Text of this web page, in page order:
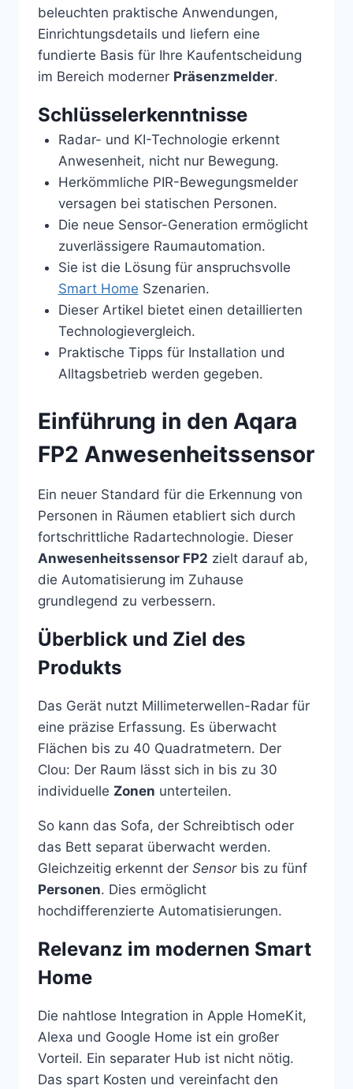
beleuchten praktische Anwendungen,
Einrichtungsdetails und liefern eine
fundierte Basis für Ihre Kaufentscheidung
im Bereich moderner Präsenzmelder.
Schlüsselerkenntnisse
Radar- und KI-Technologie erkennt
Anwesenheit, nicht nur Bewegung.
Herkömmliche PIR-Bewegungsmelder
versagen bei statischen Personen.
Die neue Sensor-Generation ermöglicht
zuverlässigere Raumautomation.
Sie ist die Lösung für anspruchsvolle
Smart Home Szenarien.
Dieser Artikel bietet einen detaillierten
Technologievergleich.
Praktische Tipps für Installation und
Alltagsbetrieb werden gegeben.
Einführung in den Aqara
FP2 Anwesenheitssensor
Ein neuer Standard für die Erkennung von
Personen in Räumen etabliert sich durch
fortschrittliche Radartechnologie. Dieser
Anwesenheitssensor FP2 zielt darauf ab,
die Automatisierung im Zuhause
grundlegend zu verbessern.
Überblick und Ziel des
Produkts
Das Gerät nutzt Millimeterwellen-Radar für
eine präzise Erfassung. Es überwacht
Flächen bis zu 40 Quadratmetern. Der
Clou: Der Raum lässt sich in bis zu 30
individuelle Zonen unterteilen.
So kann das Sofa, der Schreibtisch oder
das Bett separat überwacht werden.
Gleichzeitig erkennt der Sensorbis zu fünf
Personen. Dies ermöglicht
hochdifferenzierte Automatisierungen.
Relevanz im modernen Smart
Home
Die nahtlose Integration in Apple HomeKit,
Alexa und Google Home ist ein großer
Vorteil. Ein separater Hub ist nicht nötig.
Das spart Kosten und vereinfacht den